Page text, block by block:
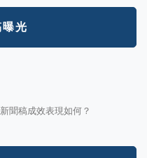
光
聞稿成效表現如何？